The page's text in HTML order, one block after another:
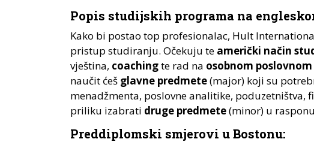
Popis studijskih programa na
Kako bi postao top profesionalac, Hult
pristup studiranju. Očekuju te američki način
vještina, coachingte rad na osobnom
naučit ćeš glavne predmete(major) koji su
menadžmenta, poslovne analitike, poduzetništva,
priliku izabrati druge predmete(minor) u
Preddiplomski smjerovi u Bostonu: